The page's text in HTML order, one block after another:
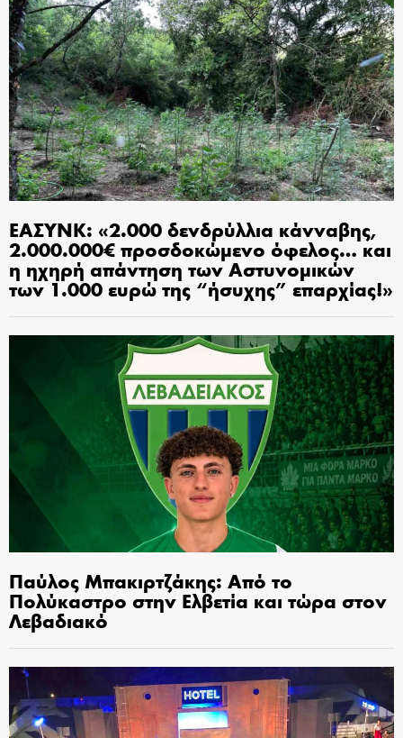
ΕΑΣΥΝΚ: «2.000 δενδρύλλια κάνναβης,
2.000.000€ προσδοκώμενο όφελος… και
η ηχηρή απάντηση των Αστυνομικών
των 1.000 ευρώ της “ήσυχης” επαρχίας!»
Παύλος Μπακιρτζάκης: Από το
Πολύκαστρο στην Ελβετία και τώρα στον
Λεβαδιακό